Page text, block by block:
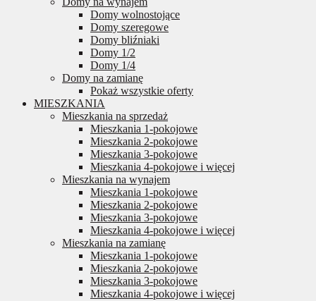
Domy wolnostojące
Domy szeregowe
Domy bliźniaki
Domy 1/2
Domy 1/4
Domy na zamianę
Pokaż wszystkie oferty
MIESZKANIA
Mieszkania na sprzedaż
Mieszkania 1-pokojowe
Mieszkania 2-pokojowe
Mieszkania 3-pokojowe
Mieszkania 4-pokojowe i więcej
Mieszkania na wynajem
Mieszkania 1-pokojowe
Mieszkania 2-pokojowe
Mieszkania 3-pokojowe
Mieszkania 4-pokojowe i więcej
Mieszkania na zamianę
Mieszkania 1-pokojowe
Mieszkania 2-pokojowe
Mieszkania 3-pokojowe
Mieszkania 4-pokojowe i więcej